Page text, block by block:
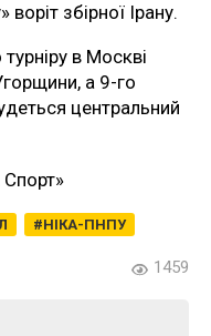
воріт збірної Ірану.
в Москві
а 9-го
центральний
НІКА-ПНПУ
1459